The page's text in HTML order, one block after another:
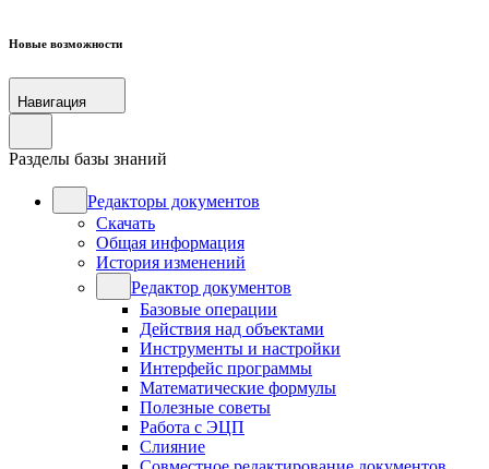
Новые возможности
Навигация
Разделы базы знаний
Редакторы документов
Скачать
Общая информация
История изменений
Редактор документов
Базовые операции
Действия над объектами
Инструменты и настройки
Интерфейс программы
Математические формулы
Полезные советы
Работа с ЭЦП
Слияние